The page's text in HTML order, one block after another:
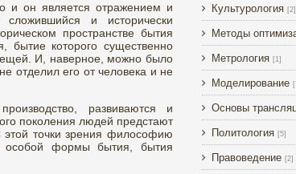
и он является отражением и
и исторически
пространстве бытия
бытие которого существенно
И, наверное, можно было
отделил его от человека и не
развиваются и
поколения людей предстают
точки зрения философию
особой формы бытия, бытия
Культурология [2]
Методы
Метрология [1]
Моделирование
Основы
Политология [5]
Правоведение [2]